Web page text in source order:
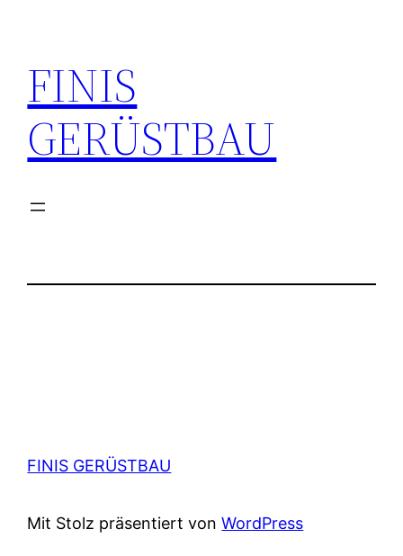
springen
FINIS
GERÜSTBAU
FINIS GERÜSTBAU
Mit Stolz präsentiert vonWordPress